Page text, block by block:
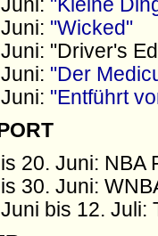
"Kleine
"Wicked"
"Driver's
"Der
"Entführt
20. Juni: NBA
30. Juni:
bis 12. Juli: